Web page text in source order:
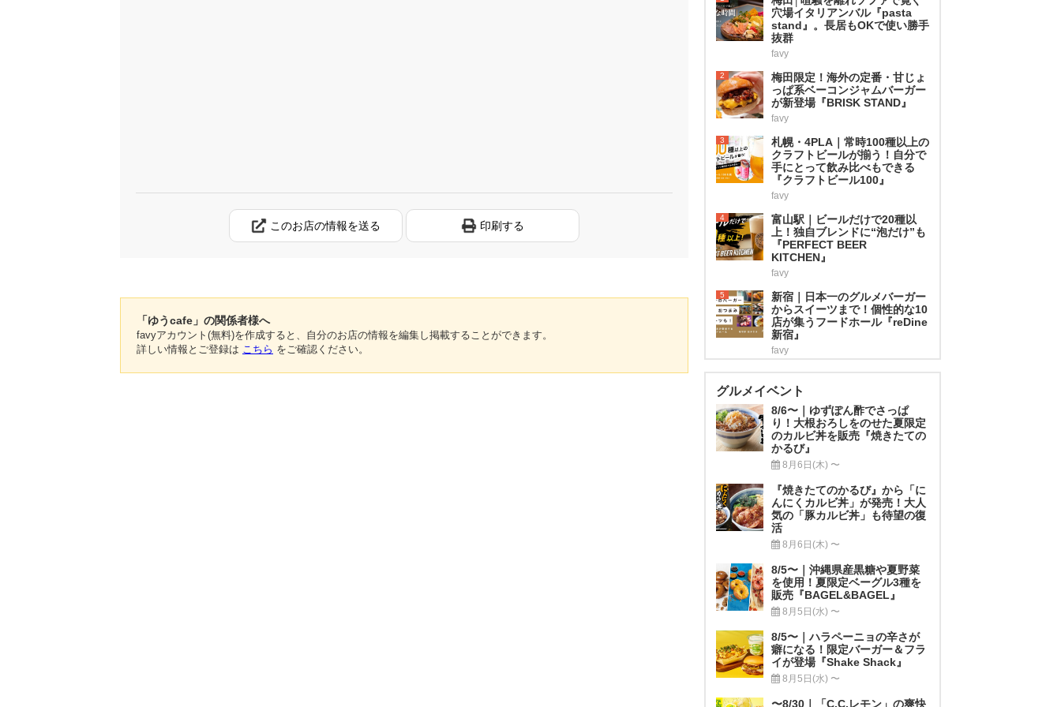
このお店の情報を送る 印刷する
「ゆうcafe」の関係者様へ
favyアカウント(無料)を作成すると、自分のお店の情報を編集し掲載することができます。
詳しい情報とご登録は こちら をご確認ください。
穴場イタリアンバル『pasta
stand』。長居もOKで使い勝手
抜群
favy
2
梅田限定！海外の定番・甘じょ
っぱ系ベーコンジャムバーガー
が新登場『BRISK STAND』
favy
3
札幌・4PLA｜常時100種以上の
クラフトビールが揃う！自分で
手にとって飲み比べもできる
『クラフトビール100』
favy
4
富山駅｜ビールだけで20種以
上！独自ブレンドに“泡だけ”も
『PERFECT BEER
KITCHEN』
favy
5
新宿｜日本一のグルメバーガー
からスイーツまで！個性的な10
店が集うフードホール『reDine
新宿』
favy
グルメイベント
8/6〜｜ゆずぽん酢でさっぱ
り！大根おろしをのせた夏限定
のカルビ丼を販売『焼きたての
かるび』
8月6日(木) 〜
『焼きたてのかるび』から「に
んにくカルビ丼」が発売！大人
気の「豚カルビ丼」も待望の復
活
8月6日(木) 〜
8/5〜｜沖縄県産黒糖や夏野菜
を使用！夏限定ベーグル3種を
販売『BAGEL&BAGEL』
8月5日(水) 〜
8/5〜｜ハラペーニョの辛さが
癖になる！限定バーガー＆フラ
イが登場『Shake Shack』
8月5日(水) 〜
〜8/30｜「C.C.レモン」の爽快